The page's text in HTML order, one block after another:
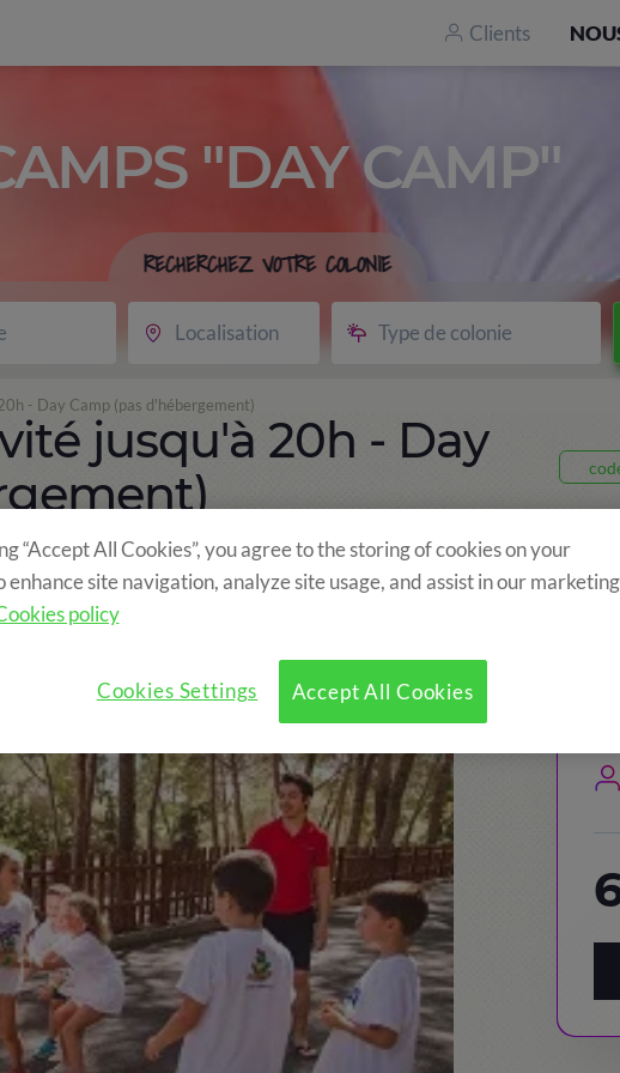
Clients
"DAY CAMP"
RECHERCHEZ VOTRE COLONIE
Localisation Type de colonie
- Day Camp (pas d'hébergement)
jusqu'à 20h - Day
Programme Activités Optionnelles
“Accept All Cookies”, you agree to the storing of cookies on your
enhance site navigation, analyze site usage, and assist in our marketing
policy
Accept All Cookies
Cookies Settings